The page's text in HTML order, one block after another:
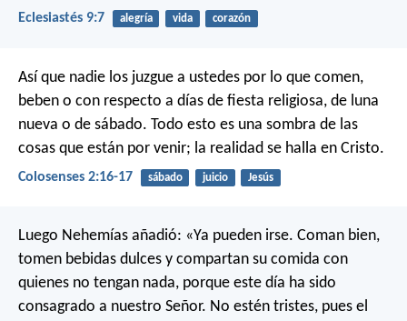
Eclesiastés 9:7 alegría vida corazón
Así que nadie los juzgue a ustedes por lo que comen,
beben o con respecto a días de fiesta religiosa, de luna
nueva o de sábado. Todo esto es una sombra de las
cosas que están por venir; la realidad se halla en Cristo.
Colosenses 2:16-17 sábado juicio Jesús
Luego Nehemías añadió: «Ya pueden irse. Coman bien,
tomen bebidas dulces y compartan su comida con
quienes no tengan nada, porque este día ha sido
consagrado a nuestro Señor. No estén tristes, pues el